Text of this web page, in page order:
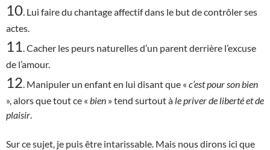
10 . Lui faire du chantage affectif dans le but de contrôler ses
actes.
11 . Cacher les peurs naturelles d’un parent derrière l’excuse
de l’amour.
12 . Manipuler un enfant en lui disant que « c’estpour son bien
», alors que tout ce « bien » tend surtout à le priver de liberté et de
plaisir
Sur ce sujet, je puis être intarissable. Mais nous dirons ici que